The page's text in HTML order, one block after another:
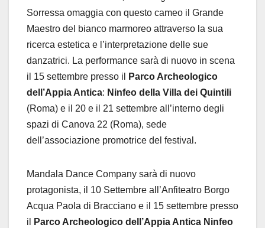
Sorressa omaggia con questo cameo il Grande
Maestro del bianco marmoreo attraverso la sua
ricerca estetica e l’interpretazione delle sue
danzatrici. La performance sarà di nuovo in scena
il 15 settembre presso il
Parco Archeologico
dell’Appia Antica: Ninfeo della Villa dei Quintili
(Roma) e il 20 e il 21 settembre all’interno degli
spazi di Canova 22 (Roma), sede
dell’associazione promotrice del festival.
Mandala Dance Company sarà di nuovo
protagonista, il 10 Settembre all’Anfiteatro Borgo
Acqua Paola di Bracciano e il 15 settembre presso
il
Parco Archeologico dell’Appia Antica Ninfeo